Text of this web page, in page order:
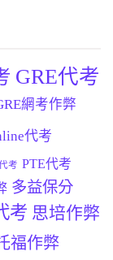
GRE代考
網考作弊
代考
考 PTE代考
多益保分
考 思培作弊
福作弊